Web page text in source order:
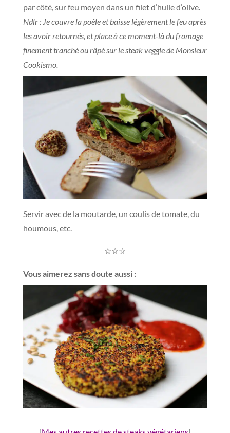
par côté, sur feu moyen dans un filet d’huile d’olive.
Ndlr : Je couvre la poêle et baisse légèrement le feu après
les avoir retournés, et place à ce moment-là du fromage
finement tranché ou râpé sur le steak veggie de Monsieur
Cookismo.
Servir avec de la moutarde, un coulis de tomate, du
houmous, etc.
☆☆☆
Vous aimerez sans doute aussi :